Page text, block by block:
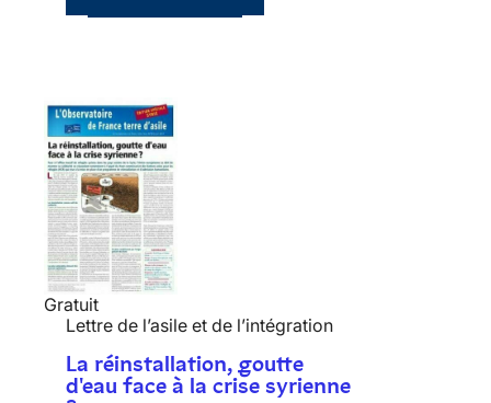
Gratuit
Lettre de l’asile et de l’intégration
La réinstallation, goutte
d'eau face à la crise syrienne